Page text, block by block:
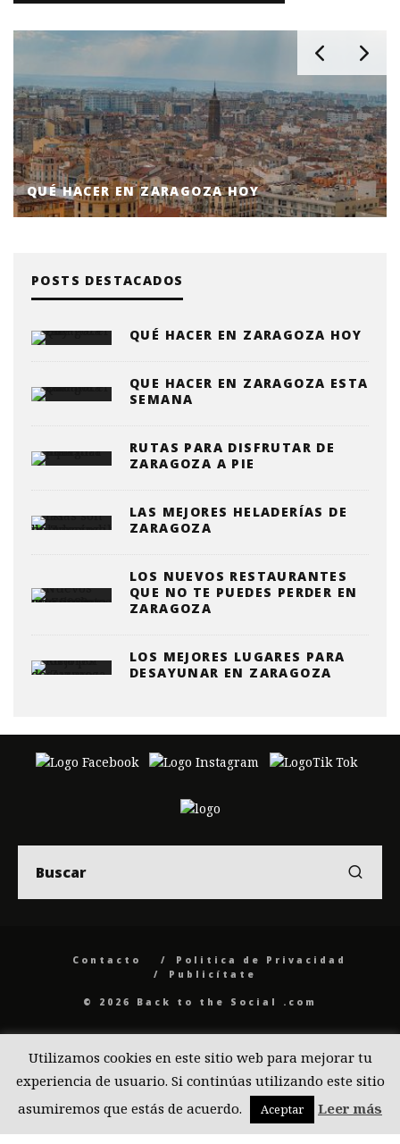
QUÉ HACER EN ZARAGOZA HOY
POSTS DESTACADOS
QUÉ HACER EN ZARAGOZA HOY
QUE HACER EN ZARAGOZA ESTA
SEMANA
RUTAS PARA DISFRUTAR DE
ZARAGOZA A PIE
LAS MEJORES HELADERÍAS DE
ZARAGOZA
LOS NUEVOS RESTAURANTES
QUE NO TE PUEDES PERDER EN
ZARAGOZA
LOS MEJORES LUGARES PARA
DESAYUNAR EN ZARAGOZA
Contacto
Politica de Privacidad
Publicítate
© 2026 Back to the Social .com
Utilizamos cookies en este sitio web para mejorar tu
experiencia de usuario. Si continúas utilizando este sitio
asumiremos que estás de acuerdo.
Aceptar Leer más